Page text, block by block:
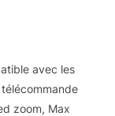
avec les
zoom, Max